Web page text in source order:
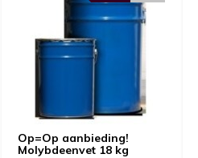
Op=Op aanbieding!
Molybdeenvet 18 kg